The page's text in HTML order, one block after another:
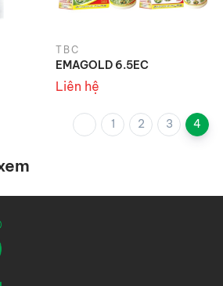
TBC
EMAGOLD 6.5EC
Liên hệ
1 2 3 4